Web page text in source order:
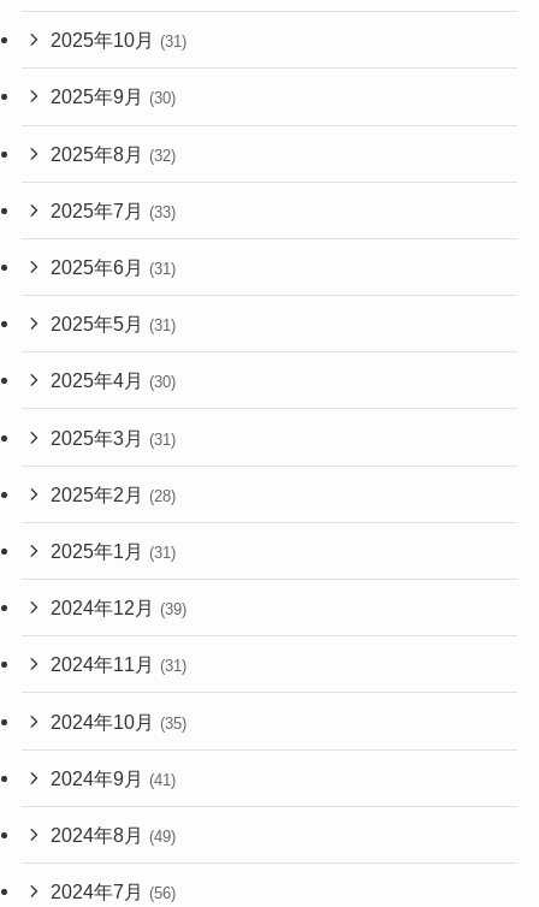
2025年10月 (31)
2025年9月 (30)
2025年8月 (32)
2025年7月 (33)
2025年6月 (31)
2025年5月 (31)
2025年4月 (30)
2025年3月 (31)
2025年2月 (28)
2025年1月 (31)
2024年12月 (39)
2024年11月 (31)
2024年10月 (35)
2024年9月 (41)
2024年8月 (49)
2024年7月 (56)